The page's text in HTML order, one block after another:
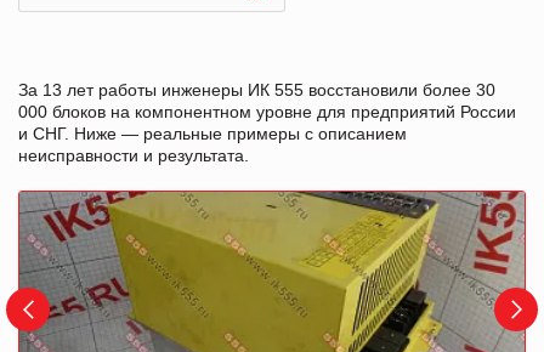
За 13 лет работы инженеры ИК 555 восстановили более 30
000 блоков на компонентном уровне для предприятий России
и СНГ. Ниже — реальные примеры с описанием
неисправности и результата.